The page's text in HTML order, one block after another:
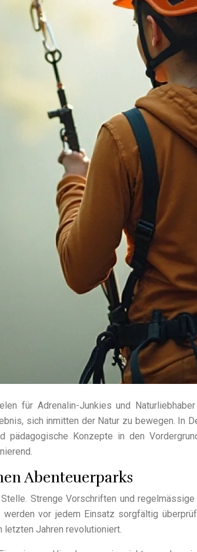
für Adrenalin-Junkies und
sich inmitten der Natur zu bewegen. In
pädagogische Konzepte in den
Abenteuerparks
Strenge Vorschriften und
vor jedem Einsatz sorgfältig
letzten Jahren revolutioniert.